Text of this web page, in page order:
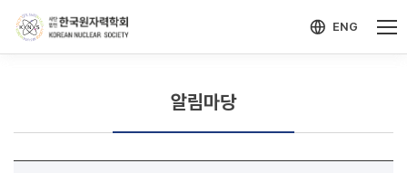
ENG
알림마당